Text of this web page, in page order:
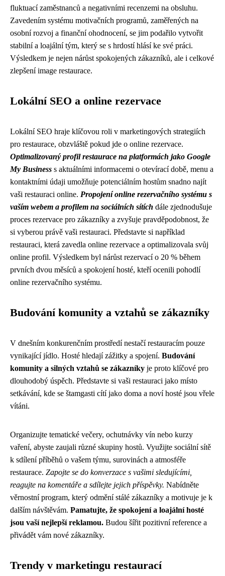
fluktuací zaměstnanců a negativními recenzemi na obsluhu.
Zavedením systému motivačních programů, zaměřených na
osobní rozvoj a finanční ohodnocení, se jim podařilo vytvořit
stabilní a loajální tým, který se s hrdostí hlásí ke své práci.
Výsledkem je nejen nárůst spokojených zákazníků, ale i celkové
zlepšení image restaurace.
Lokální SEO a online rezervace
Lokální SEO hraje klíčovou roli v marketingových strategiích
pro restaurace, obzvláště pokud jde o online rezervace.
Optimalizovaný profil restaurace na platformách jako Google
My Business s aktuálními informacemi o otevírací době, menu a
kontaktními údaji umožňuje potenciálním hostům snadno najít
vaši restauraci online. Propojení online rezervačního systému s
vaším webem a profilem na sociálních sítích dále zjednodušuje
proces rezervace pro zákazníky a zvyšuje pravděpodobnost, že
si vyberou právě vaši restauraci. Představte si například
restauraci, která zavedla online rezervace a optimalizovala svůj
online profil. Výsledkem byl nárůst rezervací o 20 % během
prvních dvou měsíců a spokojení hosté, kteří ocenili pohodlí
online rezervačního systému.
Budování komunity a vztahů se zákazníky
V dnešním konkurenčním prostředí nestačí restauracím pouze
vynikající jídlo. Hosté hledají zážitky a spojení. Budování
komunity a silných vztahů se zákazníky je proto klíčové pro
dlouhodobý úspěch. Představte si vaši restauraci jako místo
setkávání, kde se štamgasti cítí jako doma a noví hosté jsou vřele
vítáni.
Organizujte tematické večery, ochutnávky vín nebo kurzy
vaření, abyste zaujali různé skupiny hostů. Využijte sociální sítě
k sdílení příběhů o vašem týmu, surovinách a atmosféře
restaurace. Zapojte se do konverzace s vašimi sledujícími,
reagujte na komentáře a sdílejte jejich příspěvky. Nabídněte
věrnostní program, který odmění stálé zákazníky a motivuje je k
dalším návštěvám. Pamatujte, že spokojení a loajální hosté
jsou vaší nejlepší reklamou. Budou šířit pozitivní reference a
přivádět vám nové zákazníky.
Trendy v marketingu restaurací